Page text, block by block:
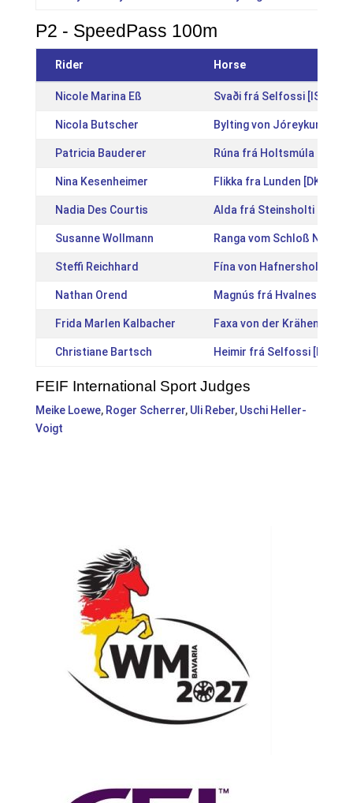
P2 - SpeedPass 100m
Rider Horse
Nicole Marina Eß Svaði frá Selfossi
Nicola Butscher Bylting von Jóreykur
Patricia Bauderer Rúna frá Holtsmúla 1
Nina Kesenheimer Flikka fra Lunden
Nadia Des Courtis Alda frá Steinsholti 1
Susanne Wollmann Ranga vom Schloß
Steffi Reichhard Fína von Hafnersholt
Nathan Orend Magnús frá Hvalnesi
Frida Marlen Kalbacher Faxa von der Krähenweide
Christiane Bartsch Heimir frá Selfossi
FEIF International Sport Judges
Meike Loewe, Roger Scherrer, Uli Reber, Uschi Heller-
Voigt